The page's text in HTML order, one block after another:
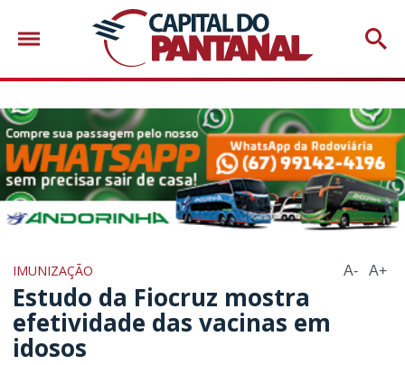
IMUNIZAÇÃO A- A+
Estudo da Fiocruz mostra
efetividade das vacinas em
idosos